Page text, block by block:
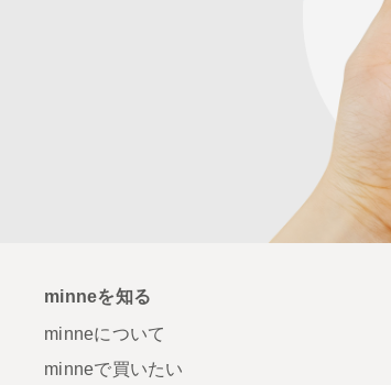
minneを知る
minneについて
minneで買いたい